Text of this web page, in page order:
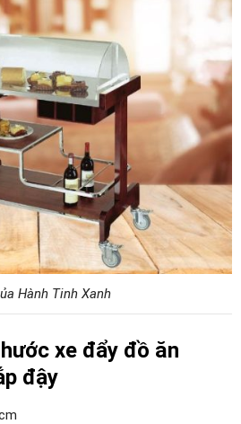
Hành Tinh Xanh
xe đẩy đồ ăn
đậy